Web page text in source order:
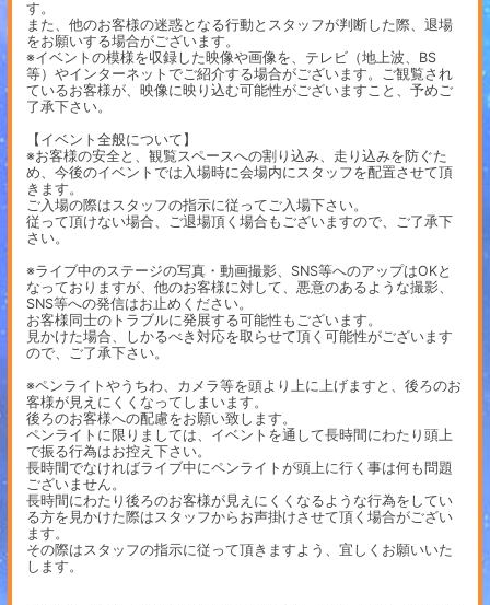
す。
また、他のお客様の迷惑となる行動とスタッフが判断した際、退場
をお願いする場合がございます。
※イベントの模様を収録した映像や画像を、テレビ（地上波、BS
等）やインターネットでご紹介する場合がございます。ご観覧され
ているお客様が、映像に映り込む可能性がございますこと、予めご
了承下さい。
【イベント全般について】
※お客様の安全と、観覧スペースへの割り込み、走り込みを防ぐた
め、今後のイベントでは入場時に会場内にスタッフを配置させて頂
きます。
ご入場の際はスタッフの指示に従ってご入場下さい。
従って頂けない場合、ご退場頂く場合もございますので、ご了承下
さい。
※ライブ中のステージの写真・動画撮影、SNS等へのアップはOKと
なっておりますが、他のお客様に対して、悪意のあるような撮影、
SNS等への発信はお止めください。
お客様同士のトラブルに発展する可能性もございます。
見かけた場合、しかるべき対応を取らせて頂く可能性がございます
ので、ご了承下さい。
※ペンライトやうちわ、カメラ等を頭より上に上げますと、後ろのお
客様が見えにくくなってしまいます。
後ろのお客様への配慮をお願い致します。
ペンライトに限りましては、イベントを通して長時間にわたり頭上
で振る行為はお控え下さい。
長時間でなければライブ中にペンライトが頭上に行く事は何も問題
ございません。
長時間にわたり後ろのお客様が見えにくくなるような行為をしてい
る方を見かけた際はスタッフからお声掛けさせて頂く場合がござい
ます。
その際はスタッフの指示に従って頂きますよう、宜しくお願いいた
します。